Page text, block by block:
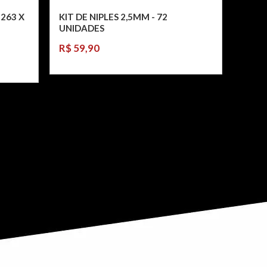
X
KIT DE NIPLES 2,5MM - 72
UNIDADES
R$ 59,90